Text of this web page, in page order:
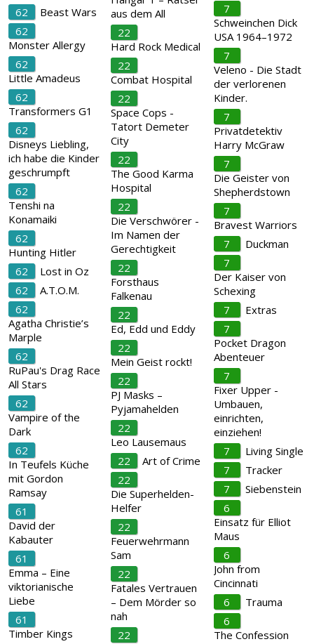
62
Beast Wars
62
Monster Allergy
62
Little Amadeus
62
Transformers G1
62
Disneys Liebling,
ich habe die Kinder
geschrumpft
62
Tenshi na
Konamaiki
62
Hunting Hitler
62
Lost in Oz
62
A.T.O.M.
62
Agatha Christie’s
Marple
62
RuPau's Drag Race
All Stars
62
Vampire of the
Dark
62
In Teufels Küche
mit Gordon
Ramsay
61
David der
Kabauter
61
Emma – Eine
viktorianische
Liebe
61
Timber Kings
aus dem All
22
Hard Rock Medical
22
Combat Hospital
22
Space Cops -
Tatort Demeter
City
22
The Good Karma
Hospital
22
Die Verschwörer -
Im Namen der
Gerechtigkeit
22
Forsthaus
Falkenau
22
Ed, Edd und Eddy
22
Mein Geist rockt!
22
PJ Masks –
Pyjamahelden
22
Leo Lausemaus
22
Art of Crime
22
Die Superhelden-
Helfer
22
Feuerwehrmann
Sam
22
Fatales Vertrauen
– Dem Mörder so
nah
22
7
Schweinchen Dick
USA 1964–1972
7
Veleno - Die Stadt
der verlorenen
Kinder.
7
Privatdetektiv
Harry McGraw
7
Die Geister von
Shepherdstown
7
Bravest Warriors
7
Duckman
7
Der Kaiser von
Schexing
7
Extras
7
Pocket Dragon
Abenteuer
7
Fixer Upper -
Umbauen,
einrichten,
einziehen!
7
Living Single
7
Tracker
7
Siebenstein
6
Einsatz für Elliot
Maus
6
John from
Cincinnati
6
Trauma
6
The Confession